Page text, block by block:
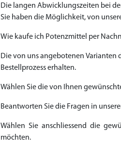
Die langen Abwicklungszeiten bei
Sie haben die Möglichkeit, von
Wie kaufe ich Potenzmittel per
Die von uns angebotenen Varianten
Bestellprozess erhalten.
Wählen Sie die von Ihnen
Beantworten Sie die Fragen in
Wählen Sie anschliessend die
möchten.